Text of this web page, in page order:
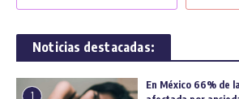
Noticias destacadas:
1
En México 66% de